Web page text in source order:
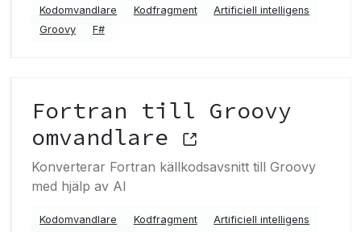
Kodomvandlare Kodfragment
Artificiell intelligens
Groovy
F#
Fortran till Groovy
omvandlare
Konverterar Fortran källkodsavsnitt till Groovy
med hjälp av AI
Kodomvandlare Kodfragment
Artificiell intelligens